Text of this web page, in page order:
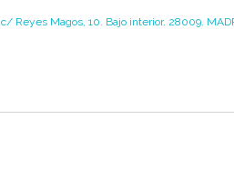
c/ Reyes Magos, 10. Bajo interior. 28009.